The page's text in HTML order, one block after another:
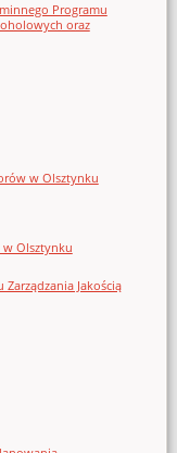
Programu
oraz
w Olsztynku
w Olsztynku
Jakością